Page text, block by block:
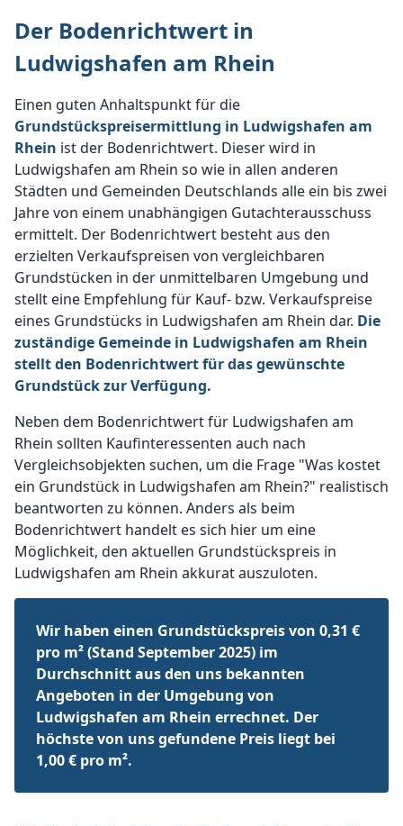
Der Bodenrichtwert in
Ludwigshafen am Rhein
Einen guten Anhaltspunkt für die
Grundstückspreisermittlung in Ludwigshafen am
Rhein ist der Bodenrichtwert. Dieser wird in
Ludwigshafen am Rhein so wie in allen anderen
Städten und Gemeinden Deutschlands alle ein bis zwei
Jahre von einem unabhängigen Gutachterausschuss
ermittelt. Der Bodenrichtwert besteht aus den
erzielten Verkaufspreisen von vergleichbaren
Grundstücken in der unmittelbaren Umgebung und
stellt eine Empfehlung für Kauf- bzw. Verkaufspreise
eines Grundstücks in Ludwigshafen am Rhein dar. Die
zuständige Gemeinde in Ludwigshafen am Rhein
stellt den Bodenrichtwert für das gewünschte
Grundstück zur Verfügung.
Neben dem Bodenrichtwert für Ludwigshafen am
Rhein sollten Kaufinteressenten auch nach
Vergleichsobjekten suchen, um die Frage "Was kostet
ein Grundstück in Ludwigshafen am Rhein?" realistisch
beantworten zu können. Anders als beim
Bodenrichtwert handelt es sich hier um eine
Möglichkeit, den aktuellen Grundstückspreis in
Ludwigshafen am Rhein akkurat auszuloten.
Wir haben einen Grundstückspreis von 0,31 €
pro m² (Stand September 2025) im
Durchschnitt aus den uns bekannten
Angeboten in der Umgebung von
Ludwigshafen am Rhein errechnet. Der
höchste von uns gefundene Preis liegt bei
1,00 € pro m².